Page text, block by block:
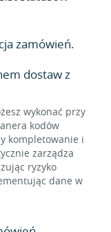
zamówień.
dostaw z
wykonać przy
kodów
kompletowanie i
zarządza
ryzyko
dane w